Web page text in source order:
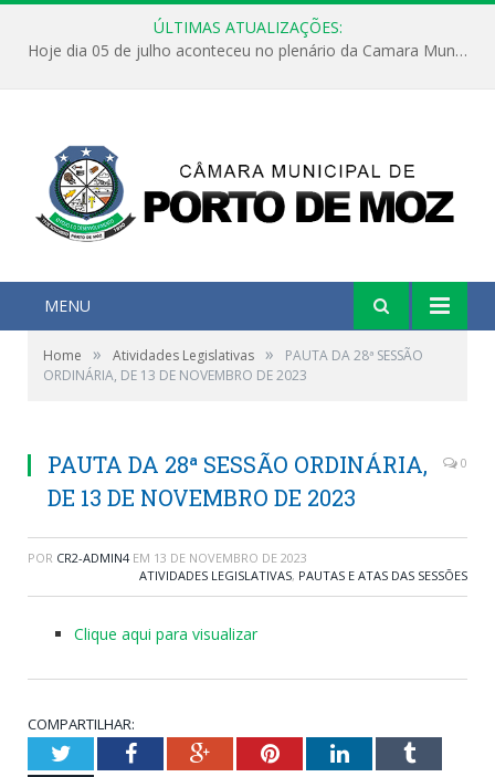
ÚLTIMAS ATUALIZAÇÕES:
Hoje dia 05 de julho aconteceu no plenário da Camara Municipal de Porto de Moz a Sessão Solene de Abertura dos Trabalhos Legislativos 2º Período da 23ª Legislatura
MENU
Home » Atividades Legislativas »
PAUTA DA 28ª SESSÃO
ORDINÁRIA, DE 13 DE NOVEMBRO DE 2023
PAUTA DA 28ª SESSÃO ORDINÁRIA,
DE 13 DE NOVEMBRO DE 2023
0
POR CR2-ADMIN4 EM 13 DE NOVEMBRO DE 2023
ATIVIDADES LEGISLATIVAS, PAUTAS E ATAS DAS SESSÕES
Clique aqui para visualizar
COMPARTILHAR:
TwitterFacebookGoogle+PinterestLinkedInTumblr